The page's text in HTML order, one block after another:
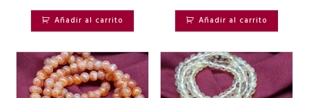
Añadir al carrito Añadir al carrito